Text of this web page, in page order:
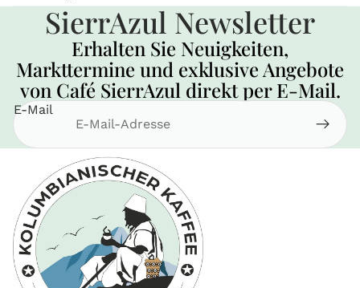
SierrAzul Newsletter
Erhalten Sie Neuigkeiten,
Markttermine und exklusive Angebote
von Café SierrAzul direkt per E-Mail.
E-Mail